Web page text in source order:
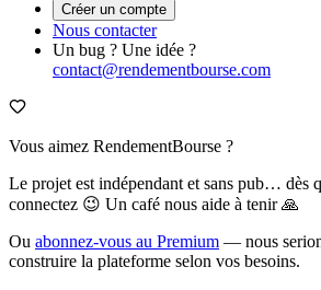
Créer un compte
Nous contacter
Un bug ? Une idée ?
contact@rendementbourse.com
Vous aimez RendementBourse ?
Le projet est indépendant et sans pub… dès
connectez 😉 Un café nous aide à tenir 🙏
Ou abonnez-vous au Premium — nous
construire la plateforme selon vos besoins.